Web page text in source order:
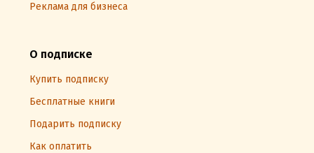
Реклама для бизнеса
О подписке
Купить подписку
Бесплатные книги
Подарить подписку
Как оплатить